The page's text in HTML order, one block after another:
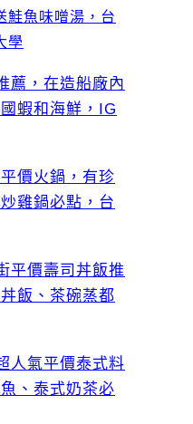
鮭魚味噌湯，台
學
薦，在造船廠內
蝦和海鮮，IG
價火鍋，有珍
雞鍋必點，台
平價壽司丼飯推
飯、茶碗蒸都
人氣平價泰式料
、泰式奶茶必